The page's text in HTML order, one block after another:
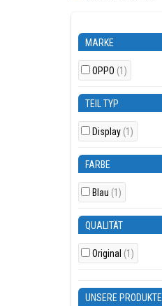
MARKE
OPPO (1)
TEIL TYP
Display (1)
FARBE
Blau (1)
QUALITÄT
Original (1)
UNSERE PRODUKTE